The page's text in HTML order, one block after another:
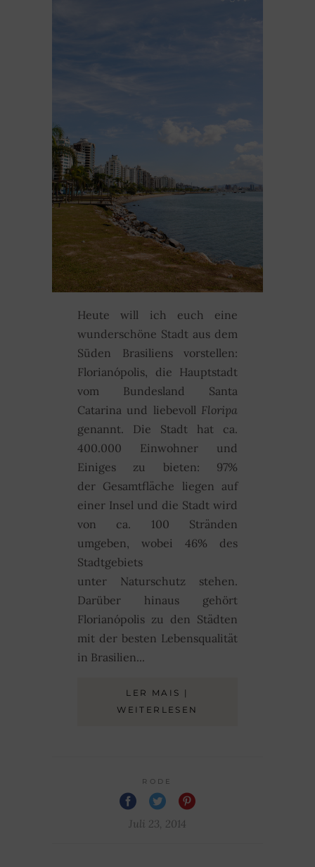
Heute will ich euch eine
wunderschöne Stadt aus dem
Süden Brasiliens vorstellen:
Florianópolis, die Hauptstadt
vom Bundesland Santa
Catarina und liebevoll Floripa
genannt. Die Stadt hat ca.
400.000 Einwohner und
Einiges zu bieten: 97%
der Gesamtfläche liegen auf
einer Insel und die Stadt wird
von ca. 100 Stränden
umgeben, wobei 46% des
Stadtgebiets
unter Naturschutz stehen.
Darüber hinaus gehört
Florianópolis zu den Städten
mit der besten Lebensqualität
in Brasilien...
LER MAIS |
WEITERLESEN
RODE
Juli 23, 2014